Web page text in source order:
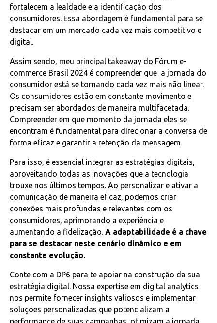
fortalecem a lealdade e a identificação dos
consumidores. Essa abordagem é fundamental para se
destacar em um mercado cada vez mais competitivo e
digital.
Assim sendo, meu principal takeaway do Fórum e-
commerce Brasil 2024 é compreender que a jornada do
consumidor está se tornando cada vez mais não linear.
Os consumidores estão em constante movimento e
precisam ser abordados de maneira multifacetada.
Compreender em que momento da jornada eles se
encontram é fundamental para direcionar a conversa de
forma eficaz e garantir a retenção da mensagem.
Para isso, é essencial integrar as estratégias digitais,
aproveitando todas as inovações que a tecnologia
trouxe nos últimos tempos. Ao personalizar e ativar a
comunicação de maneira eficaz, podemos criar
conexões mais profundas e relevantes com os
consumidores, aprimorando a experiência e
aumentando a fidelização. A adaptabilidade é a chave
para se destacar neste cenário dinâmico e em
constante evolução.
Conte com a DP6 para te apoiar na construção da sua
estratégia digital. Nossa expertise em digital analytics
nos permite fornecer insights valiosos e implementar
soluções personalizadas que potencializam a
performance de suas campanhas, otimizam a jornada